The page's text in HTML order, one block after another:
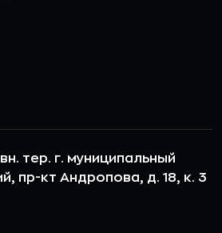
тер. г. муниципальный
пр-кт Андропова, д. 18, к. 3